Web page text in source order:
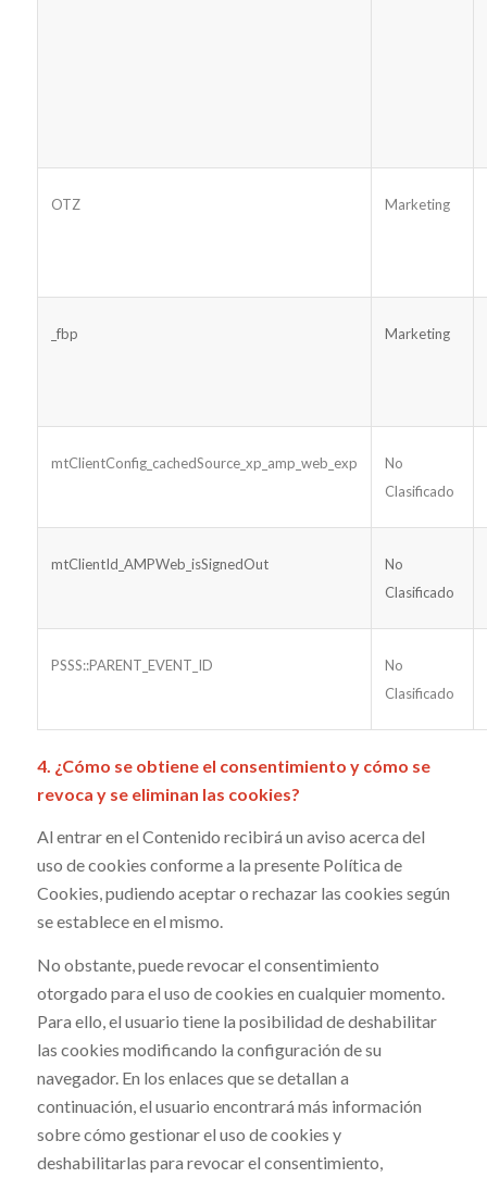
OTZ Marketing
_fbp Marketing
mtClientConfig_cachedSource_xp_amp_web_exp
No
Clasificado
mtClientId_AMPWeb_isSignedOut
No
Clasificado
PSSS::PARENT_EVENT_ID
No
Clasificado
4. ¿Cómo se obtiene el consentimiento y cómo se
revoca y se eliminan las cookies?
Al entrar en el Contenido recibirá un aviso acerca del
uso de cookies conforme a la presente Política de
Cookies, pudiendo aceptar o rechazar las cookies según
se establece en el mismo.
No obstante, puede revocar el consentimiento
otorgado para el uso de cookies en cualquier momento.
Para ello, el usuario tiene la posibilidad de deshabilitar
las cookies modificando la configuración de su
navegador. En los enlaces que se detallan a
continuación, el usuario encontrará más información
sobre cómo gestionar el uso de cookies y
deshabilitarlas para revocar el consentimiento,